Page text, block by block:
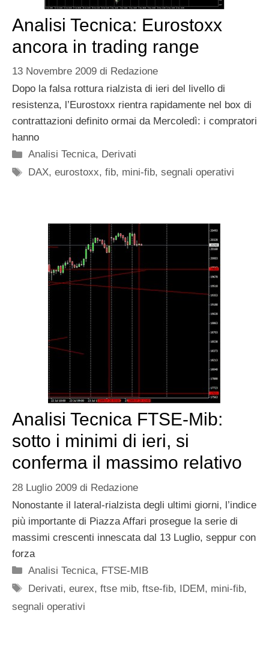
Analisi Tecnica: Eurostoxx
ancora in trading range
13 Novembre 2009 di Redazione
Dopo la falsa rottura rialzista di ieri del livello di
resistenza, l’Eurostoxx rientra rapidamente nel box di
contrattazioni definito ormai da Mercoledì: i compratori
hanno
Categorie
Analisi Tecnica, Derivati
Tag
DAX,eurostoxx,fib, mini-fib,segnali operativi
Analisi Tecnica FTSE-Mib:
sotto i minimi di ieri, si
conferma il massimo relativo
28 Luglio 2009 di Redazione
Nonostante il lateral-rialzista degli ultimi giorni, l’indice
più importante di Piazza Affari prosegue la serie di
massimi crescenti innescata dal 13 Luglio, seppur con
forza
Categorie
Analisi Tecnica, FTSE-MIB
Tag
Derivati,eurex,ftse mib,ftse-fib, IDEM, mini-fib,
segnali operativi